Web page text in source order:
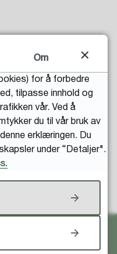
etter?
Om
for å forbedre
tilpasse innhold og
vår. Ved å
du til vår bruk av
erklæringen. Du
under “Detaljer".